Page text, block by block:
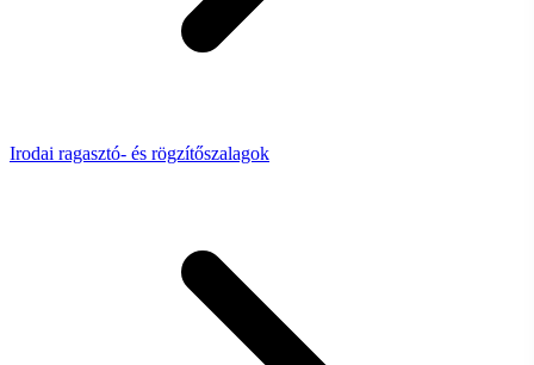
Irodai ragasztó- és rögzítőszalagok